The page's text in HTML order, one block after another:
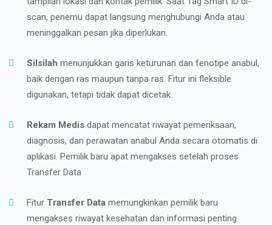
scan, penemu dapat langsung menghubungi Anda atau
meninggalkan pesan jika diperlukan.
Silsilah menunjukkan garis keturunan dan fenotipe anabul,
baik dengan ras maupun tanpa ras. Fitur ini fleksible
digunakan, tetapi tidak dapat dicetak.
Rekam Medis dapat mencatat riwayat pemeriksaan,
diagnosis, dan perawatan anabul Anda secara otomatis di
aplikasi. Pemilik baru apat mengakses setelah proses
Transfer Data
Fitur Transfer Data memungkinkan pemilik baru
mengakses riwayat kesehatan dan informasi penting